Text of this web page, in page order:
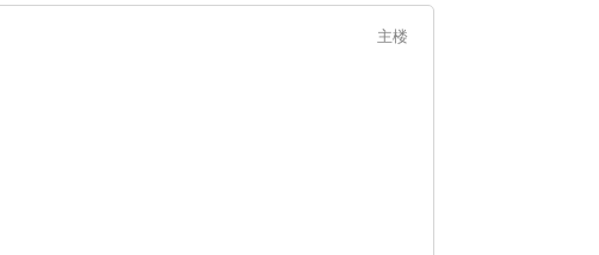
主楼